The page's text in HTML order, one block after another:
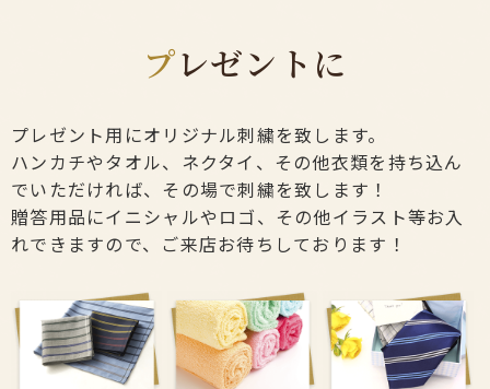
プレゼントに
プレゼント用にオリジナル刺繍を致します。
ハンカチやタオル、ネクタイ、その他衣類を持ち込ん
でいただければ、その場で刺繍を致します！
贈答用品にイニシャルやロゴ、その他イラスト等お入
れできますので、ご来店お待ちしております！